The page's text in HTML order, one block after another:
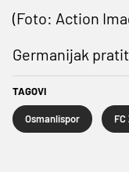
(Foto: Action
Germanijak
TAGOVI
Osmanlispor